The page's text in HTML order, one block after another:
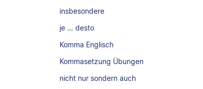
insbesondere
je … desto
Komma Englisch
Kommasetzung Übungen
nicht nur sondern auch